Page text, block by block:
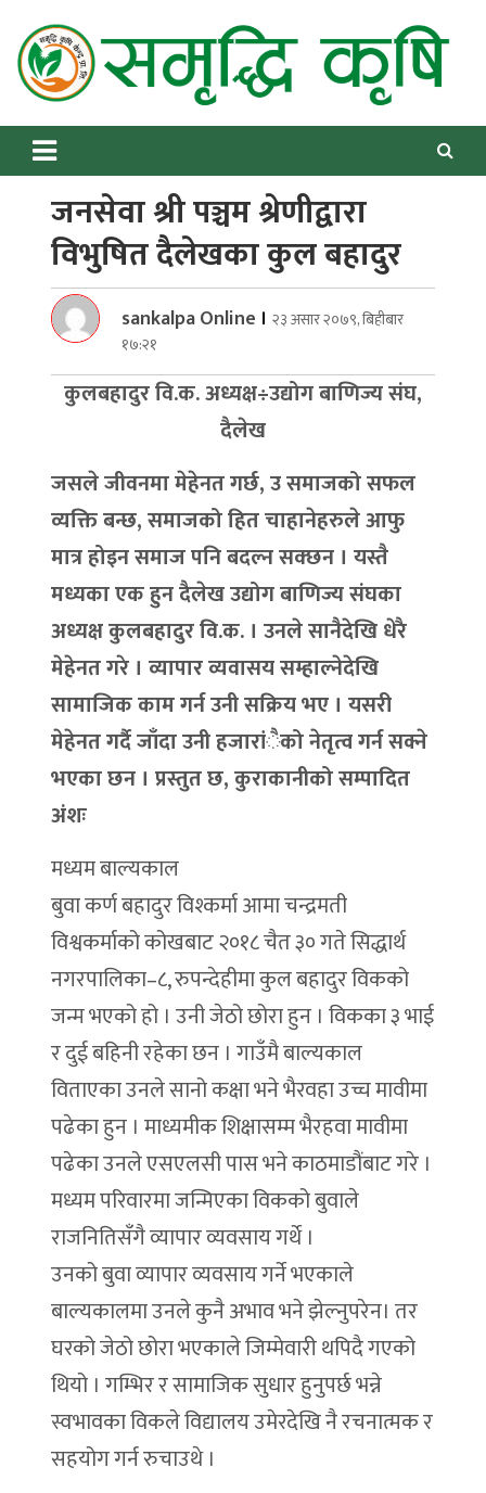
to
content
Samriddhikrishi
Online News Portal
जनसेवा श्री पञ्चम श्रेणीद्वारा
विभुषित दैलेखका कुल बहादुर
sankalpa Online । २३ असार २०७९, बिहीबार
१७:२१
कुलबहादुर वि.क. अध्यक्ष÷उद्योग बाणिज्य संघ,
दैलेख
जसले जीवनमा मेहेनत गर्छ, उ समाजको सफल
व्यक्ति बन्छ, समाजको हित चाहानेहरुले आफु
मात्र होइन समाज पनि बदल्न सक्छन । यस्तै
मध्यका एक हुन दैलेख उद्योग बाणिज्य संघका
अध्यक्ष कुलबहादुर वि.क. । उनले सानैदेखि धेरै
मेहेनत गरे । व्यापार व्यवासय सम्हाल्नेदेखि
सामाजिक काम गर्न उनी सक्रिय भए । यसरी
मेहेनत गर्दै जाँदा उनी हजारांैको नेतृत्व गर्न सक्ने
भएका छन । प्रस्तुत छ, कुराकानीको सम्पादित
अंशः
मध्यम बाल्यकाल
बुवा कर्ण बहादुर विश्कर्मा आमा चन्द्रमती
विश्वकर्माको कोखबाट २०१८ चैत ३० गते सिद्धार्थ
नगरपालिका–८, रुपन्देहीमा कुल बहादुर विकको
जन्म भएको हो । उनी जेठो छोरा हुन । विकका ३ भाई
र दुई बहिनी रहेका छन । गाउँमै बाल्यकाल
विताएका उनले सानो कक्षा भने भैरवहा उच्च मावीमा
पढेका हुन । माध्यमीक शिक्षासम्म भैरहवा मावीमा
पढेका उनले एसएलसी पास भने काठमाडौंबाट गरे ।
मध्यम परिवारमा जन्मिएका विकको बुवाले
राजनितिसँगै व्यापार व्यवसाय गर्थे ।
उनको बुवा व्यापार व्यवसाय गर्ने भएकाले
बाल्यकालमा उनले कुनै अभाव भने झेल्नुपरेन। तर
घरको जेठो छोरा भएकाले जिम्मेवारी थपिदै गएको
थियो । गम्भिर र सामाजिक सुधार हुनुपर्छ भन्ने
स्वभावका विकले विद्यालय उमेरदेखि नै रचनात्मक र
सहयोग गर्न रुचाउथे ।